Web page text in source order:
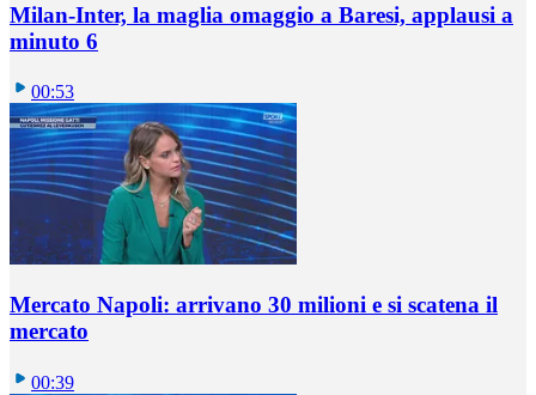
Milan-Inter, la maglia omaggio a Baresi, applausi a
minuto 6
00:53
Mercato Napoli: arrivano 30 milioni e si scatena il
mercato
00:39